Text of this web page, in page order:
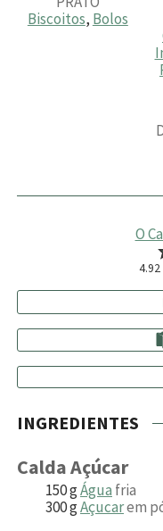
Biscoitos, Bolos
O
4.92
INGREDIENTES
Calda Açúcar
150gÁgua fria
300gAçucarem